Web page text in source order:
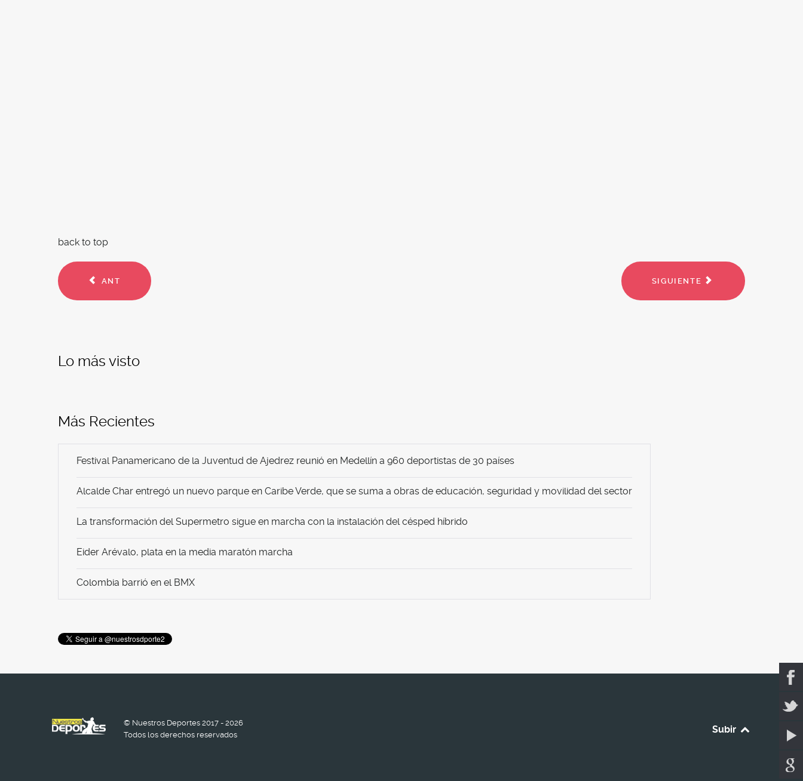
back to top
ANT SIGUIENTE
Lo más visto
Más Recientes
Festival Panamericano de la Juventud de Ajedrez reunió en Medellín a 960 deportistas de 30 países
Alcalde Char entregó un nuevo parque en Caribe Verde, que se suma a obras de educación, seguridad y movilidad del sector
La transformación del Supermetro sigue en marcha con la instalación del césped híbrido
Eider Arévalo, plata en la media maratón marcha
Colombia barrió en el BMX
© Nuestros Deportes 2017 - 2026
Todos los derechos reservados
Subir